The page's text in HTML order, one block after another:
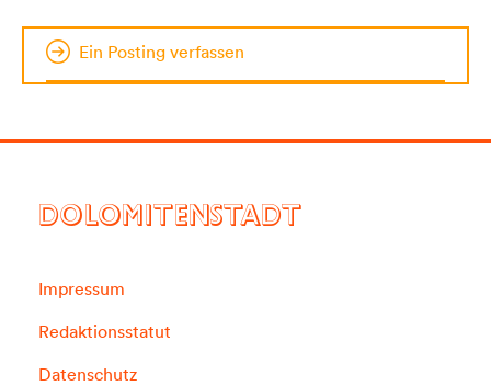
Ein Posting verfassen
DOLOMITENSTADT
Impressum
Redaktionsstatut
Datenschutz